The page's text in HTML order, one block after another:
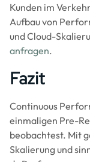
Kunden im
Aufbau von
und Cloud-
anfragen.
Fazit
Continuous
einmaligen Pre-
beobachtest. Mit
Skalierung und